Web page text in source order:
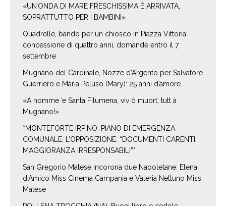
«UN’ONDA DI MARE FRESCHISSIMA È ARRIVATA,
SOPRATTUTTO PER I BAMBINI»
Quadrelle, bando per un chiosco in Piazza Vittoria:
concessione di quattro anni, domande entro il 7
settembre
Mugnano del Cardinale, Nozze d’Argento per Salvatore
Guerriero e Maria Peluso (Mary): 25 anni d’amore
«A nomme ’e Santa Filumena, viv ò muort, tutt à
Mugnano!»
*MONTEFORTE IRPINO, PIANO DI EMERGENZA
COMUNALE, L’OPPOSIZIONE: “DOCUMENTI CARENTI,
MAGGIORANZA IRRESPONSABILI”*
San Gregorio Matese incorona due Napoletane: Elena
d’Amico Miss Cinema Campania e Valeria Nettuno Miss
Matese